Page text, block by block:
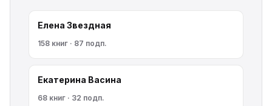
Елена Звездная
158 книг · 87 подп.
Екатерина Васина
68 книг · 32 подп.